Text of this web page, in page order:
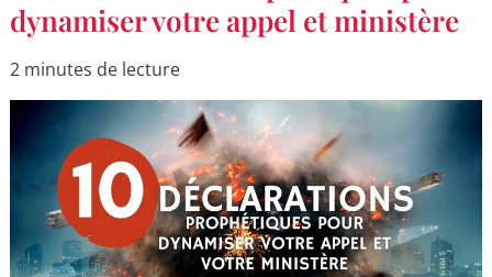
dynamiser votre appel et ministère
2 minutes de lecture
Prophétiques
pour
votre
appel
et
ministère